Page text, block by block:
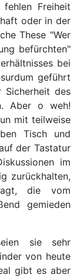
Freiheit
oder in der
These "Wer
befürchten"
bei
geführt
des
Aber o weh!
mit teilweise
Tisch und
der Tastatur
im
zurückhalten,
die vom
gemieden
sie sehr
von heute
gibt es aber